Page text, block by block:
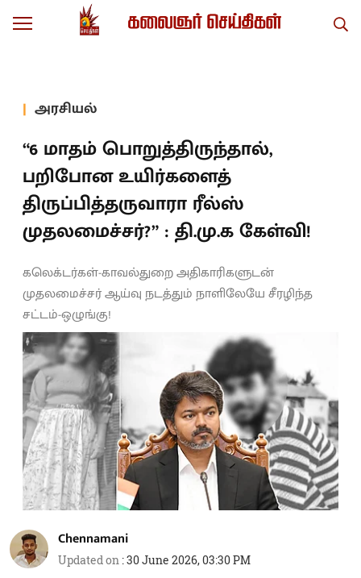
அரசியல்
“6 மாதம் பொறுத்திருந்தால்,
பறிபோன உயிர்களைத்
திருப்பித்தருவாரா ரீல்ஸ்
முதலமைச்சர்?” : தி.மு.க கேள்வி!
கலெக்டர்கள்-காவல்துறை அதிகாரிகளுடன்
முதலமைச்சர் ஆய்வு நடத்தும் நாளிலேயே சீரழிந்த
சட்டம்-ஒழுங்கு!
Chennamani
Updated on :30 June 2026, 03:30 PM